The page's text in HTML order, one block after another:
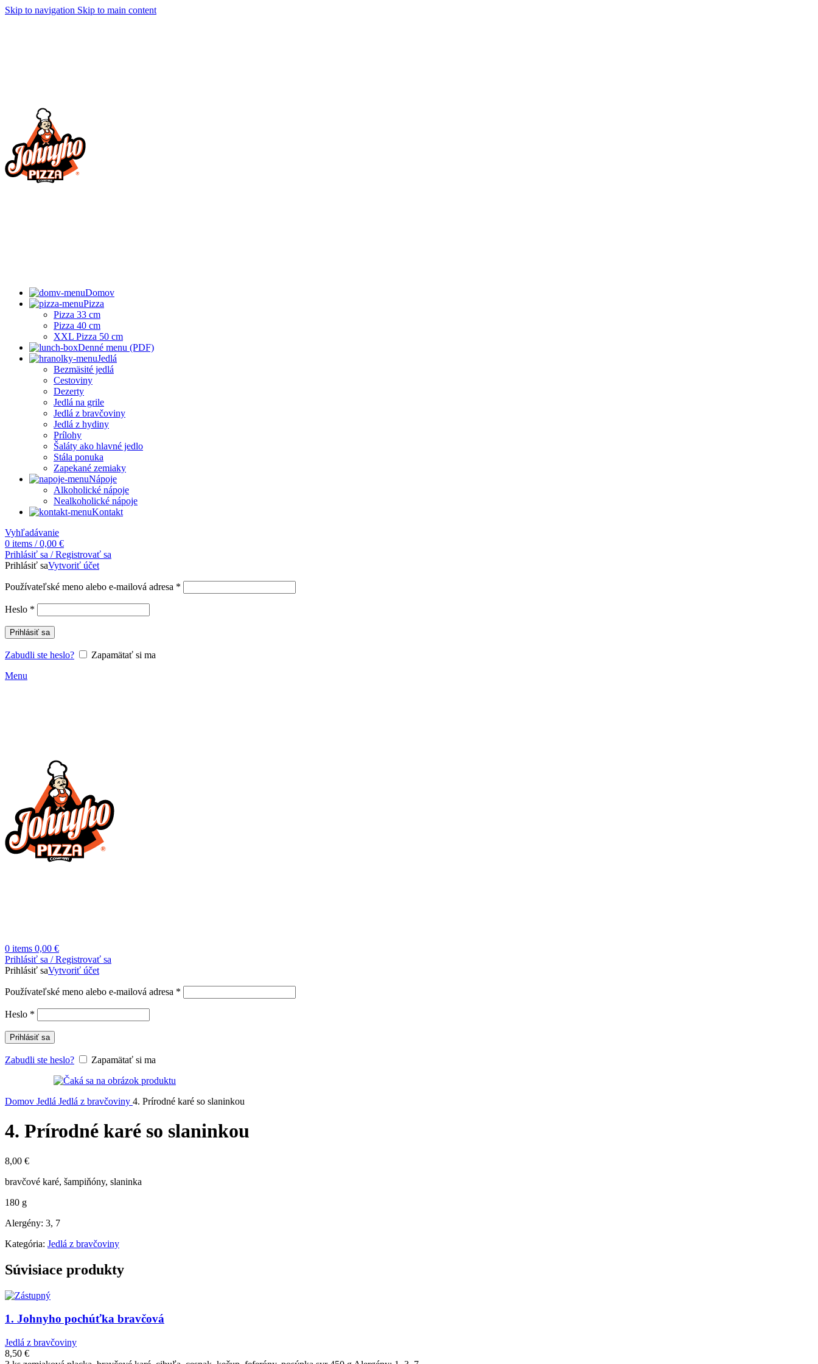
Skip to navigation Skip to main content
Domov
Pizza
Pizza 33 cm
Pizza 40 cm
XXL Pizza 50 cm
Denné menu (PDF)
Jedlá
Bezmäsité jedlá
Cestoviny
Dezerty
Jedlá na grile
Jedlá z bravčoviny
Jedlá z hydiny
Prílohy
Šaláty ako hlavné jedlo
Stála ponuka
Zapekané zemiaky
Nápoje
Alkoholické nápoje
Nealkoholické nápoje
Kontakt
Vyhľadávanie
0 items / 0,00 €
Prihlásiť sa / Registrovať sa
Prihlásiť saVytvoriť účet
Používateľské meno alebo e-mailová adresa *
Heslo *
Prihlásiť sa
Zabudli ste heslo?
Zapamätať si ma
Menu
0 items 0,00 €
Prihlásiť sa / Registrovať sa
Prihlásiť saVytvoriť účet
Používateľské meno alebo e-mailová adresa *
Heslo *
Prihlásiť sa
Zabudli ste heslo? Zapamätať si ma
Domov Jedlá Jedlá z bravčoviny 4. Prírodné karé so slaninkou
4. Prírodné karé so slaninkou
8,00 €
bravčové karé, šampiňóny, slaninka
180 g
Alergény: 3, 7
Kategória: Jedlá z bravčoviny
Súvisiace produkty
1. Johnyho pochúťka bravčová
Jedlá z bravčoviny
8,50 €